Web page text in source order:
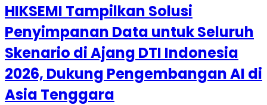
HIKSEMI Tampilkan Solusi
Penyimpanan Data untuk Seluruh
Skenario di Ajang DTI Indonesia
2026, Dukung Pengembangan AI di
Asia Tenggara